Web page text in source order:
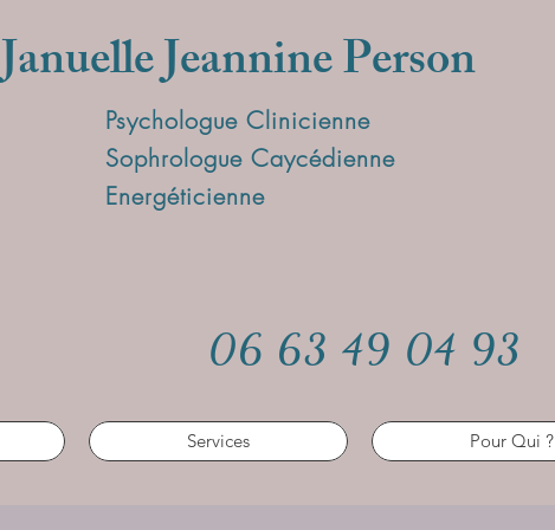
Januelle Jeannine Person
Psychologue Clinicienne
Sophrologue Caycédienne
Energéticienne
06 63 49 04 93
Services Pour Qui ?